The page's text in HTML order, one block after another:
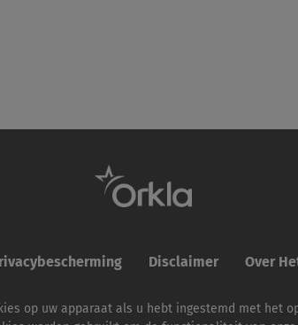
Disclaimer Over
op uw apparaat als u hebt ingestemd met het